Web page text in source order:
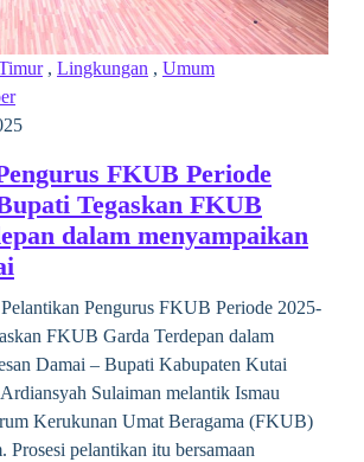
, Lingkungan , Umum
FKUB Periode
Tegaskan FKUB
dalam menyampaikan
Pengurus FKUB Periode 2025-
FKUB Garda Terdepan dalam
Damai – Bupati Kabupaten Kutai
Sulaiman melantik Ismau
Kerukunan Umat Beragama (FKUB)
pelantikan itu bersamaan